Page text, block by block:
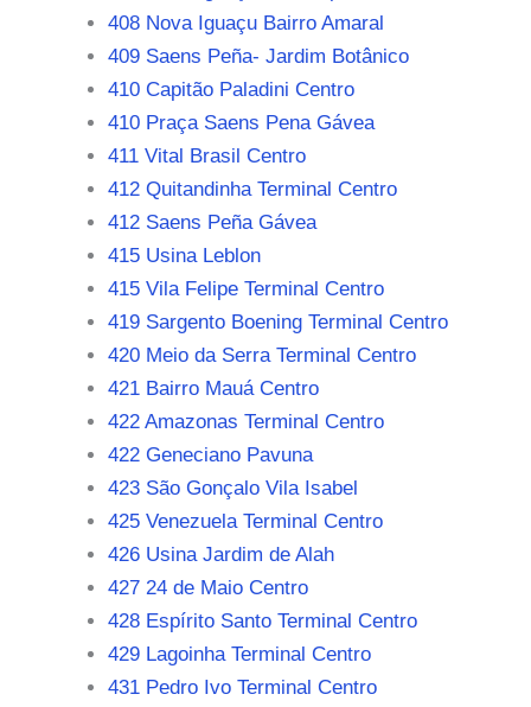
408 Nova Iguaçu Bairro Amaral
409 Saens Peña- Jardim Botânico
410 Capitão Paladini Centro
410 Praça Saens Pena Gávea
411 Vital Brasil Centro
412 Quitandinha Terminal Centro
412 Saens Peña Gávea
415 Usina Leblon
415 Vila Felipe Terminal Centro
419 Sargento Boening Terminal Centro
420 Meio da Serra Terminal Centro
421 Bairro Mauá Centro
422 Amazonas Terminal Centro
422 Geneciano Pavuna
423 São Gonçalo Vila Isabel
425 Venezuela Terminal Centro
426 Usina Jardim de Alah
427 24 de Maio Centro
428 Espírito Santo Terminal Centro
429 Lagoinha Terminal Centro
431 Pedro Ivo Terminal Centro